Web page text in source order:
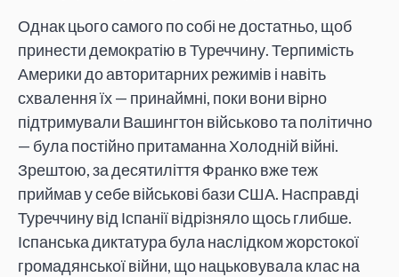
Однак цього самого по собі не достатньо, щоб
принести демократію в Туреччину. Терпимість
Америки до авторитарних режимів і навіть
схвалення їх — принаймні, поки вони вірно
підтримували Вашингтон військово та політично
— була постійно притаманна Холодній війні.
Зрештою, за десятиліття Франко вже теж
приймав у себе військові бази США. Насправді
Туреччину від Іспанії відрізняло щось глибше.
Іспанська диктатура була наслідком жорстокої
громадянської війни, що нацьковувала клас на